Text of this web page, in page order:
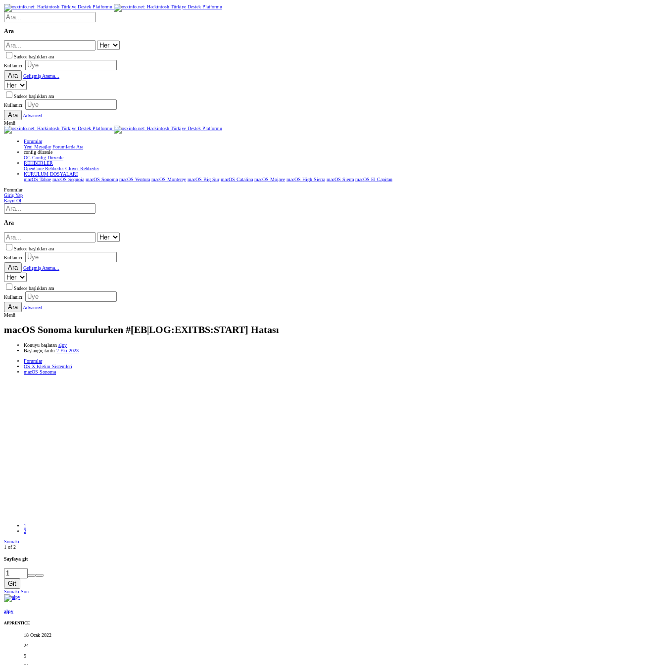
Ara
Sadece başlıkları ara
Kullanıcı:
Ara Gelişmiş Arama...
Sadece başlıkları ara
Kullanıcı:
Ara
Advanced...
Menü
Forumlar
Yeni Mesajlar Forumlarda Ara
confıg düzenle
OC Config Düzenle
REHBERLER
OpenCore Rehberler Clover Rehberler
KURULUM DOSYALARI
macOS Tahoe macOS Sequoia macOS Sonoma macOS Ventura macOS Monterey macOS Big Sur macOS Catalina macOS Mojave macOS High Sierra macOS Sierra macOS El Capitan
Forumlar
Giriş Yap
Kayıt Ol
Ara
Sadece başlıkları ara
Kullanıcı:
Ara Gelişmiş Arama...
Sadece başlıkları ara
Kullanıcı:
Ara
Advanced...
Menü
macOS Sonoma kurulurken #[EB|LOG:EXITBS:START] Hatası
Konuyu başlatan alpy
Başlangıç tarihi 2 Eki 2023
Forumlar
OS X İşletim Sistemleri
macOS Sonoma
1
2
Sonraki
1 of 2
Sayfaya git
Git
Sonraki Son
alpy
APPRENTICE
18 Ocak 2022
24
5